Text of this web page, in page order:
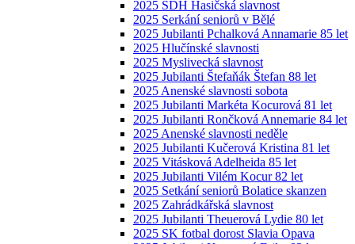
2025 SDH Hasičská slavnost
2025 Serkání seniorů v Bělé
2025 Jubilanti Pchalková Annamarie 85 let
2025 Hlučínské slavnosti
2025 Myslivecká slavnost
2025 Jubilanti Štefaňák Štefan 88 let
2025 Anenské slavnosti sobota
2025 Jubilanti Markéta Kocurová 81 let
2025 Jubilanti Rončková Annemarie 84 let
2025 Anenské slavnosti neděle
2025 Jubilanti Kučerová Kristina 81 let
2025 Vitásková Adelheida 85 let
2025 Jubilanti Vilém Kocur 82 let
2025 Setkání seniorů Bolatice skanzen
2025 Zahrádkářská slavnost
2025 Jubilanti Theuerová Lydie 80 let
2025 SK fotbal dorost Slavia Opava